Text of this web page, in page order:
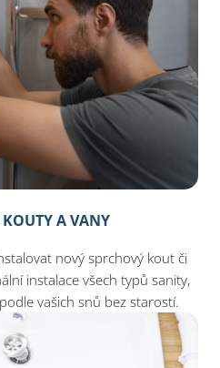
KOUTY A VANY
nový sprchový kout či
instalace všech typů sanity,
vašich snů bez starostí.